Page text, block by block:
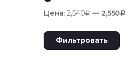
Фильтровать
Цена:2,540Р — 2,550 Р